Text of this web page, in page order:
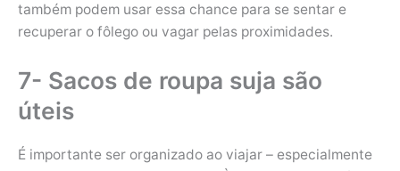
também podem usar essa chance para se sentar e
recuperar o fôlego ou vagar pelas proximidades.
7- Sacos de roupa suja são
úteis
É importante ser organizado ao viajar – especialmente